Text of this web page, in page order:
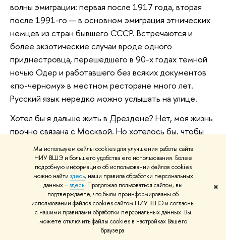
Мы используем файлы cookies для улучшения работы сайта
НИУ ВШЭ и большего удобства его использования. Более
подробную информацию об использовании файлов cookies
можно найти здесь, наши правила обработки персональных
данных –здесь. Продолжая пользоваться сайтом, вы
подтверждаете, что были проинформированы об
использовании файлов cookies сайтом НИУ ВШЭ и согласны
с нашими правилами обработки персональных данных. Вы
можете отключить файлы cookies в настройках Вашего
браузера.
✖
волны эмиграции: первая после 1917 года, вторая
после 1991-го — в основном эмиграция этнических
немцев из стран бывшего СССР. Встречаются и
более экзотические случаи вроде одного
приднестровца, перешедшего в 90-х годах темной
ночью Одер и работавшего без всяких документов
«по-черному» в местном ресторане много лет.
Русский язык нередко можно услышать на улице.
Хотел бы я дальше жить в Дрездене? Нет, моя жизнь
прочно связана с Москвой. Но хотелось бы, чтобы
какие-то черты, присущие этому городу, проявились
бы ярче и в Москве. Прежде всего стремление
жителей к сохранению своего города от варварского
разрушения, к интегрированию остатков былой
красоты в новую экологически и урбанистически
приемлемую среду.